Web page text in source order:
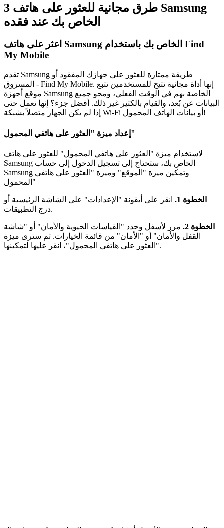
3 طرق مجانية للعثور على هاتف Samsung
الخاص بك عند فقده
اعثر على هاتف Samsung الخاص بك باستخدام Find
My Mobile
تقدم Samsung طريقة ممتازة للعثور على جهازك المفقود أو
المسروق - Find My Mobile. إنها أداة مجانية تتيح للمستخدمين تتبع
موقع أجهزة Samsung الخاصة بهم في الوقت الفعلي، ومحو جميع
البيانات عن بُعد، والقيام بالكثير غير ذلك. أفضل جزء؟ إنها تعمل حتى
إذا لم يكن الجهاز متصلاً بشبكة Wi-Fi أو بيانات الهاتف المحمول!
إعداد ميزة "العثور على هاتفي المحمول"
لاستخدام ميزة "العثور على هاتفي المحمول" للعثور على هاتف
Samsung الخاص بك، ستحتاج إلى تسجيل الدخول إلى حساب
Samsung وتمكين ميزة "الموقع" وميزة "العثور على هاتفي
المحمول"
الخطوة 1.
انقر على أيقونة "الإعدادات" على الشاشة الرئيسية أو
درج التطبيقات.
الخطوة 2.
مرر لأسفل وحدد "القياسات الحيوية والأمان" أو "شاشة
القفل والأمان" أو "الأمان" من قائمة الخيارات. ثم سترى ميزة
"العثور على هاتفي المحمول"، انقر عليها لتمكينها.